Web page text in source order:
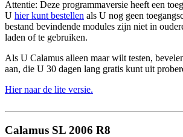
Attentie: Deze programmaversie heeft een
U hier kunt bestellen als U nog geen
bestand bevindende modules zijn niet in
laden of te gebruiken.
Als U Calamus alleen maar wilt testen,
aan, die U 30 dagen lang gratis kunt uit
Hier naar de lite versie.
Calamus SL 2006 R8